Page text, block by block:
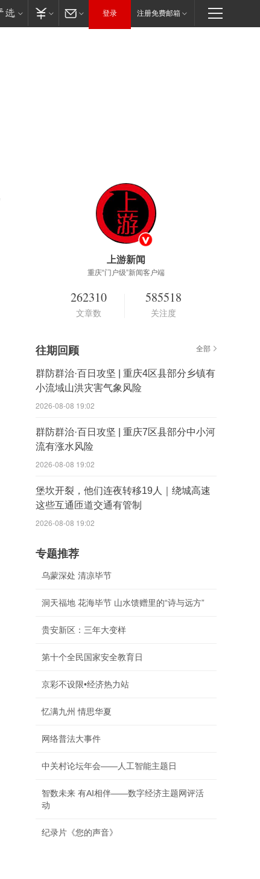
登录 注册免费邮箱
上游新闻
重庆“门户级”新闻客户端
262310
文章数
585518
关注度
往期回顾 全部
群防群治·百日攻坚 | 重庆4区县部分乡镇有
小流域山洪灾害气象风险
2026-08-08 19:02
群防群治·百日攻坚 | 重庆7区县部分中小河
流有涨水风险
2026-08-08 19:02
堡坎开裂，他们连夜转移19人｜绕城高速
这些互通匝道交通有管制
2026-08-08 19:02
专题推荐
乌蒙深处 清凉毕节
洞天福地 花海毕节 山水馈赠里的“诗与远方”
贵安新区：三年大变样
第十个全民国家安全教育日
京彩不设限•经济热力站
忆满九州 情思华夏
网络普法大事件
中关村论坛年会——人工智能主题日
智数未来 有AI相伴——数字经济主题网评活
动
纪录片《您的声音》